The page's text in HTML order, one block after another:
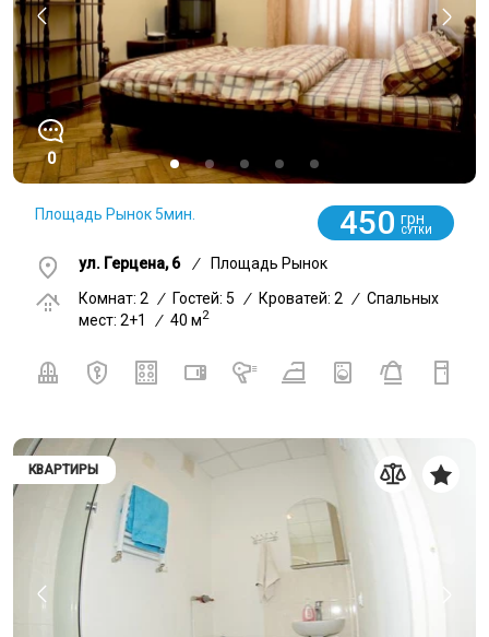
0
Площадь Рынок 5мин. 450 грн
СУТКИ
ул. Герцена, 6 /
Площадь Рынок
Комнат: 2
/ Гостей: 5 / Кроватей: 2 / Спальных
мест: 2+1
/ 40 м2
КВАРТИРЫ